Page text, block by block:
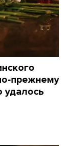
прежнему
удалось